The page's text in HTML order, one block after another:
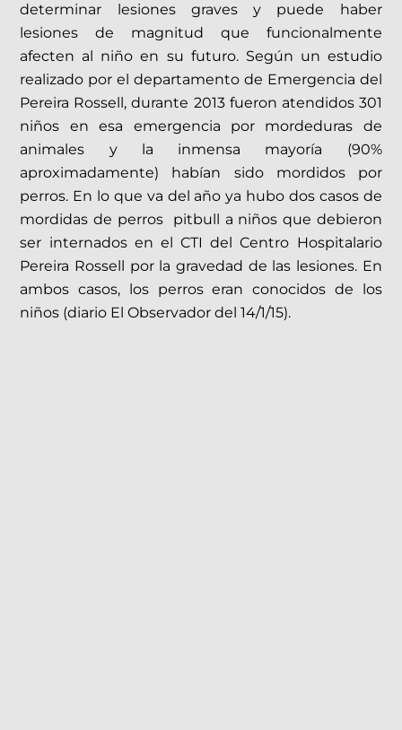
determinar lesiones graves y puede haber
lesiones de magnitud que funcionalmente
afecten al niño en su futuro. Según un estudio
realizado por el departamento de Emergencia del
Pereira Rossell, durante 2013 fueron atendidos 301
niños en esa emergencia por mordeduras de
animales y la inmensa mayoría (90%
aproximadamente) habían sido mordidos por
perros. En lo que va del año ya hubo dos casos de
mordidas de perros pitbull a niños que debieron
ser internados en el CTI del Centro Hospitalario
Pereira Rossell por la gravedad de las lesiones. En
ambos casos, los perros eran conocidos de los
niños (diario El Observador del 14/1/15).